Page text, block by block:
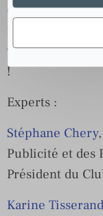
communicants
membres, afin
votre année
!
Experts :
Stéphane Chery
Publicité et des
Président du
Karine Tisserand